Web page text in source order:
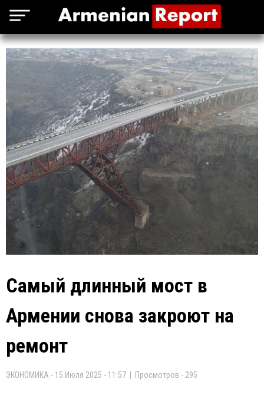
Самый длинный мост в
Армении снова закроют на
ремонт
ЭКОНОМИКА - 15 Июля 2025 - 11:57 | Просмотров - 295